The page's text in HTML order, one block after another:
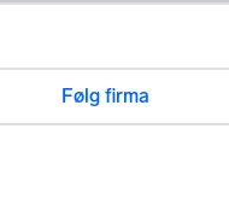
Følg firma